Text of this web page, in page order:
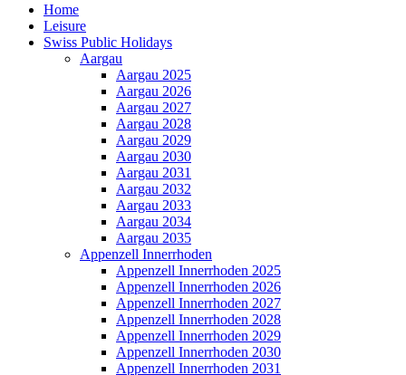
Home
Leisure
Swiss Public Holidays
Aargau
Aargau 2025
Aargau 2026
Aargau 2027
Aargau 2028
Aargau 2029
Aargau 2030
Aargau 2031
Aargau 2032
Aargau 2033
Aargau 2034
Aargau 2035
Appenzell Innerrhoden
Appenzell Innerrhoden 2025
Appenzell Innerrhoden 2026
Appenzell Innerrhoden 2027
Appenzell Innerrhoden 2028
Appenzell Innerrhoden 2029
Appenzell Innerrhoden 2030
Appenzell Innerrhoden 2031